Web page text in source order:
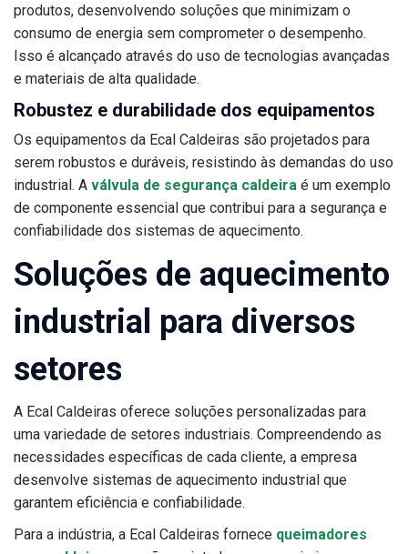
produtos, desenvolvendo soluções que minimizam o
consumo de energia sem comprometer o desempenho.
Isso é alcançado através do uso de tecnologias avançadas
e materiais de alta qualidade.
Robustez e durabilidade dos equipamentos
Os equipamentos da Ecal Caldeiras são projetados para
serem robustos e duráveis, resistindo às demandas do uso
industrial. A válvula de segurança caldeira é um exemplo
de componente essencial que contribui para a segurança e
confiabilidade dos sistemas de aquecimento.
Soluções de aquecimento
industrial para diversos
setores
A Ecal Caldeiras oferece soluções personalizadas para
uma variedade de setores industriais. Compreendendo as
necessidades específicas de cada cliente, a empresa
desenvolve sistemas de aquecimento industrial que
garantem eficiência e confiabilidade.
Para a indústria, a Ecal Caldeiras fornece queimadores